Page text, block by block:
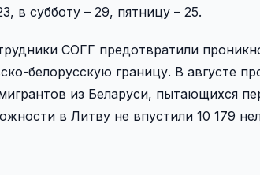
в субботу – 29, пятницу – 25.
СОГГ предотвратили
белорусскую границу. В августе
из Беларуси, пытающихся
в Литву не впустили 10 179